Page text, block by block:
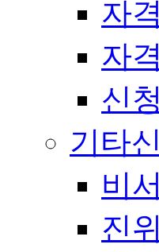
자
자
신
기타
비
진